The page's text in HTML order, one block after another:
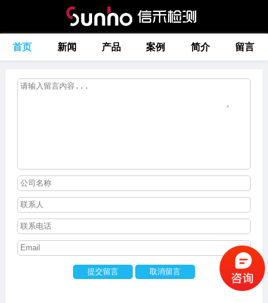
首页 新闻 产品 案例 简介 留言